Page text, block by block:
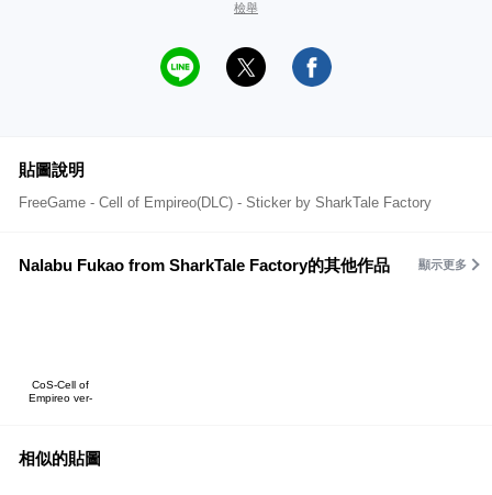
檢舉
貼圖說明
FreeGame - Cell of Empireo(DLC) - Sticker by SharkTale Factory
Nalabu Fukao from SharkTale Factory的其他作品 顯示更多
CoS-Cell of
Empireo ver-
相似的貼圖